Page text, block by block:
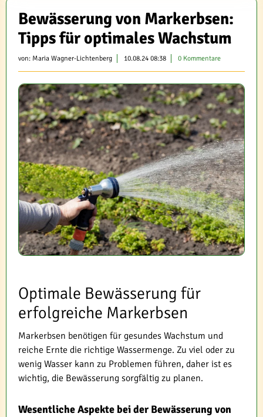
Bewässerung von Markerbsen:
Tipps für optimales Wachstum
von: Maria Wagner-Lichtenberg 10.08.24 08:38 0 Kommentare
Optimale Bewässerung für
erfolgreiche Markerbsen
Markerbsen benötigen für gesundes Wachstum und
reiche Ernte die richtige Wassermenge. Zu viel oder zu
wenig Wasser kann zu Problemen führen, daher ist es
wichtig, die Bewässerung sorgfältig zu planen.
Wesentliche Aspekte bei der Bewässerung von